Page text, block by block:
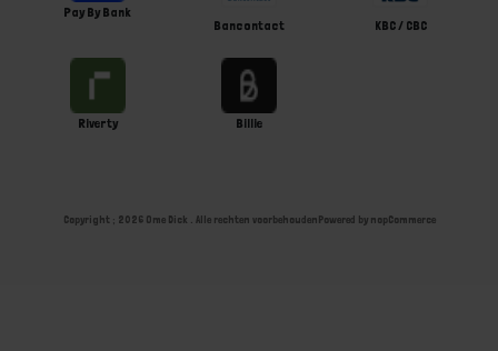
Pay By Bank
Bancontact
KBC / CBC
Riverty Billie
Copyright ; 2026 Ome Dick . Alle rechten voorbehoudenPowered by nopCommerce